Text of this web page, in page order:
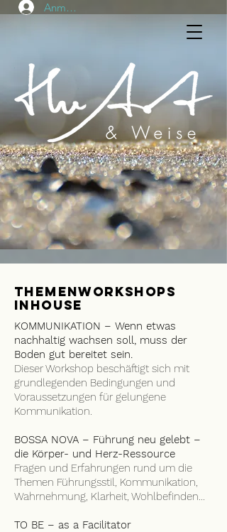
Anmelden
Themenworkshops
Inhouse
KOMMUNIKATION – Wenn etwas
nachhaltig wachsen soll, muss der
Boden gut bereitet sein.
Dieser Workshop beschäftigt sich mit
grundlegenden Bedingungen und
Voraussetzungen für gelungene
Kommunikation.
BOSSA NOVA – Führung neu gelebt –
die Körper- und Herz-Ressource
Fragen und Erfahrungen rund um die
Themen Führungsstil, Kommunikation,
Wahrnehmung, Klarheit, Wohlbefinden...
TO BE – as a Facilitator